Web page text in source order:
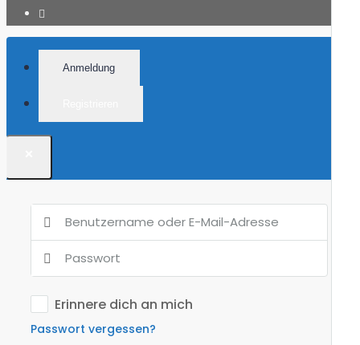
Anmeldung
Erinnere dich an mich
Passwort vergessen?